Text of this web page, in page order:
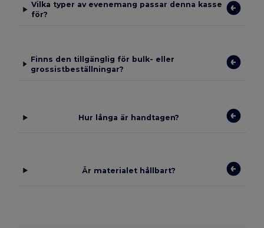
Vilka typer av evenemang passar denna kasse
för?
Finns den tillgänglig för bulk- eller
grossistbeställningar?
Hur långa är handtagen?
Är materialet hållbart?